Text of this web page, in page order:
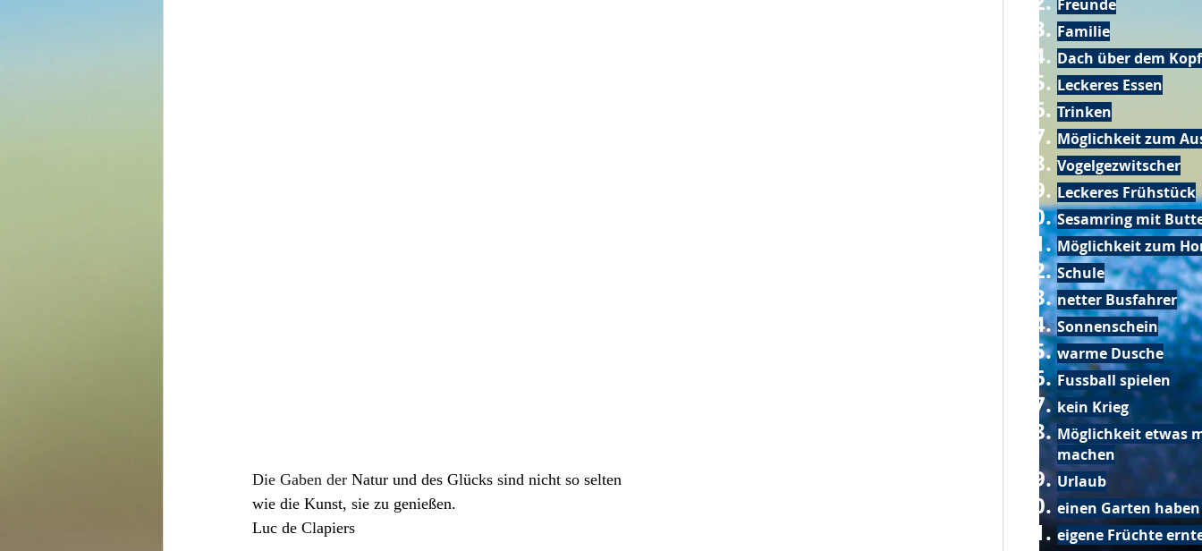
Die Gaben der Natur und des Glücks sind nicht so selten
wie die Kunst, sie zu genießen.
Luc de Clapiers
Freunde
Familie
Dach über dem Kopf
Leckeres Essen
Trinken
Möglichkeit zum
Vogelgezwitscher
Leckeres Frühstück
Sesamring mit
Möglichkeit zum
Schule
netter Busfahrer
Sonnenschein
warme Dusche
Fussball spielen
kein Krieg
Möglichkeit etwas
machen
Urlaub
einen Garten haben
eigene Früchte